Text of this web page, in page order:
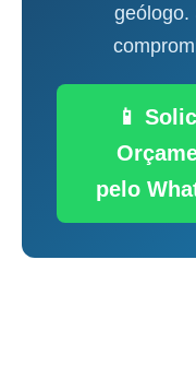
geólogo.
📱
pelo